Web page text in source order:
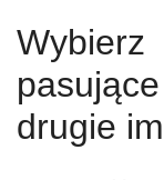
drugie